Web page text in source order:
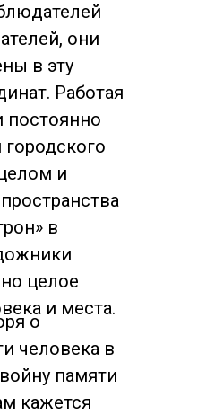
они
в эту
Работая
постоянно
и
в
целое
и места.
о
человека в
памяти
кажется